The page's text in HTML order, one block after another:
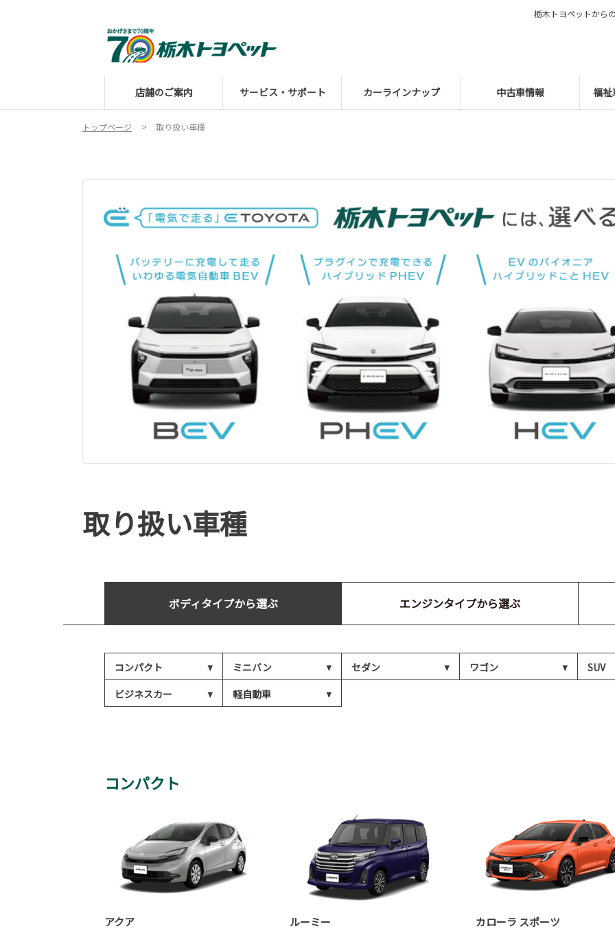
店舗のご案内 サービス・サポート カーラインナップ 中古車情報 福祉
栃木トヨペットから
トップページ 取り扱い車種
取り扱い車種
ボディタイプから選ぶ エンジンタイプから選ぶ
コンパクト ミニバン セダン ワゴン
SUV
ビジネスカー
軽自動車
コンパクト
アクア ルーミー カローラ スポーツ